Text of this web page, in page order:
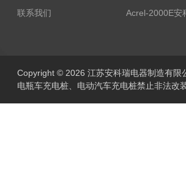
联系我们
Copyright © 2026 江苏安科瑞电器制造有限
电瓶车充电桩、电动汽车充电桩禁止非法改